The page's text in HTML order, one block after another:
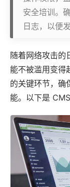
安全培训。
日志，以便
随着网络攻击的
能不被滥用变得
的关键环节，确
能。以下是